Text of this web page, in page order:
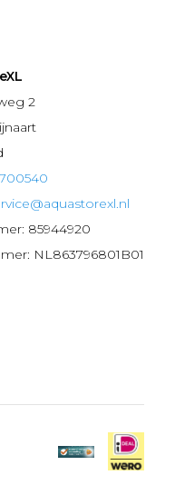
2
85944920
NL863796801B01